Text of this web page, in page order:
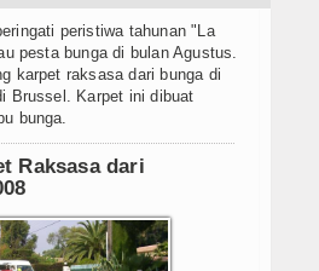
peristiwa tahunan "La
pesta bunga di bulan Agustus.
karpet raksasa dari bunga di
Brussel. Karpet ini dibuat
bunga.
Raksasa dari